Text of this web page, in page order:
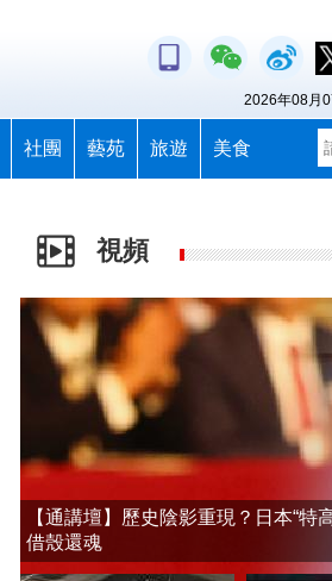
社團 藝苑 旅遊 美食
2026年08月
視頻
【通講壇】歷史陰影重現？日本“特
借殼還魂